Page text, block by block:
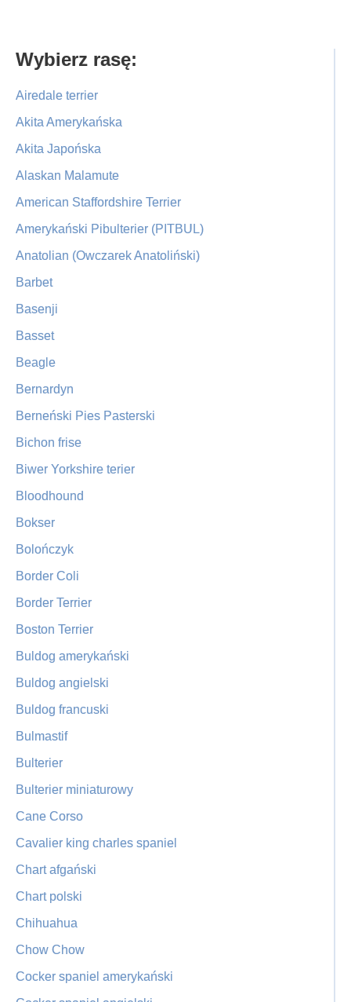
Primary
Sidebar
Wybierz rasę:
Airedale terrier
Akita Amerykańska
Akita Japońska
Alaskan Malamute
American Staffordshire Terrier
Amerykański Pibulterier (PITBUL)
Anatolian (Owczarek Anatoliński)
Barbet
Basenji
Basset
Beagle
Bernardyn
Berneński Pies Pasterski
Bichon frise
Biwer Yorkshire terier
Bloodhound
Bokser
Bolończyk
Border Coli
Border Terrier
Boston Terrier
Buldog amerykański
Buldog angielski
Buldog francuski
Bulmastif
Bulterier
Bulterier miniaturowy
Cane Corso
Cavalier king charles spaniel
Chart afgański
Chart polski
Chihuahua
Chow Chow
Cocker spaniel amerykański